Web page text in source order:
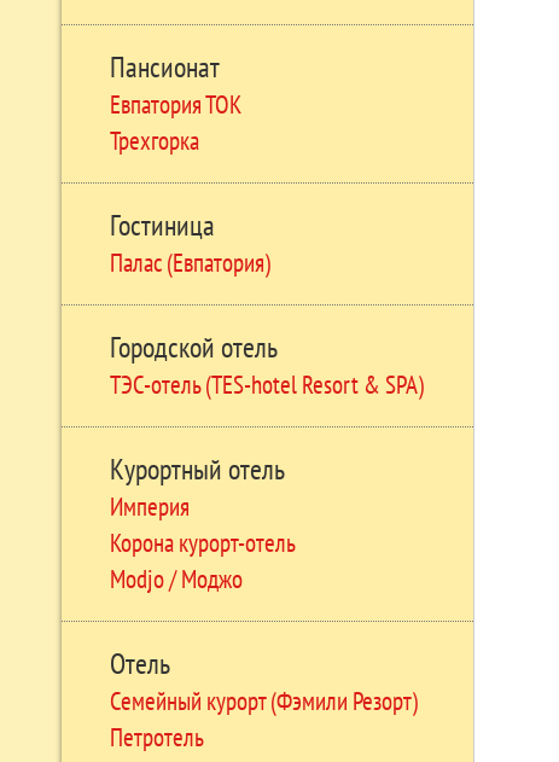
Пансионат
Евпатория ТОК
Трехгорка
Гостиница
Палас (Евпатория)
Городской отель
ТЭС-отель (TES-hotel Resort & SPA)
Курортный отель
Империя
Корона курорт-отель
Modjo / Моджо
Отель
Семейный курорт (Фэмили Резорт)
Петротель